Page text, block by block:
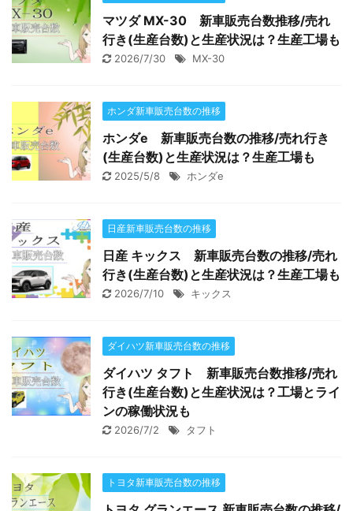
マツダ MX-30 新車販売台数推移/売れ
行き(生産台数)と生産状況は？生産工場も
2026/7/30 MX-30
ホンダ新車販売台数の推移
ホンダe 新車販売台数の推移/売れ行き
(生産台数)と生産状況は？生産工場も
2025/5/8 ホンダe
日産新車販売台数の推移
日産 キックス 新車販売台数の推移/売れ
行き(生産台数)と生産状況は？生産工場も
2026/7/10 キックス
ダイハツ新車販売台数の推移
ダイハツ タフト 新車販売台数推移/売れ
行き(生産台数)と生産状況は？工場とライ
ンの稼働状況も
2026/7/2 タフト
トヨタ新車販売台数の推移